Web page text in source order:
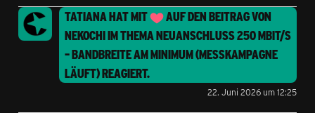
TATIANAHAT MIT
AUF DEN BEITRAG VON
NEKOCHIIM THEMANEUANSCHLUSS 250 MBIT/S
– BANDBREITE AM MINIMUM (MESSKAMPAGNE
LÄUFT)REAGIERT.
22. Juni 2026 um 12:25